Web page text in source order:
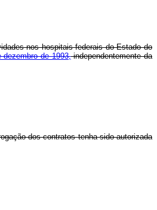
nos hospitais federais do Estado do
de 1993,independentemente da
dos contratos tenha sido autorizada